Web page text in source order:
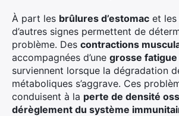
À part les brûlures d’estomac et les
d’autres signes permettent de
problème. Des contractions
accompagnées d’une grosse fatigue
surviennent lorsque la dégradation
métaboliques s’aggrave. Ces
conduisent à la perte de densité
dérèglement du système